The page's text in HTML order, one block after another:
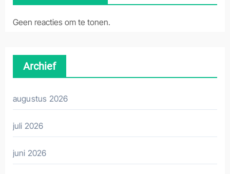
Geen reacties om te tonen.
Archief
augustus 2026
juli 2026
juni 2026